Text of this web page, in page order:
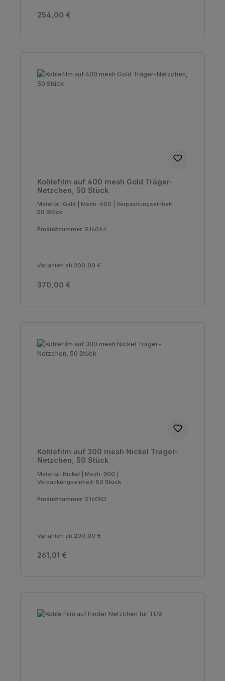
Regulärer Preis:
254,00 €
Kohlefilm auf 400 mesh Gold Träger-
Netzchen, 50 Stück
Material: Gold Mesh: 400
Verpackungseinheit:
50 Stück
Produktnummer: S160A4
Varianten ab 200,00 €
Regulärer Preis:
370,00 €
Kohlefilm auf 300 mesh Nickel Träger-
Netzchen, 50 Stück
Material: Nickel Mesh: 300
Verpackungseinheit: 50 Stück
Produktnummer: S160N3
Varianten ab 200,00 €
Regulärer Preis:
261,01 €